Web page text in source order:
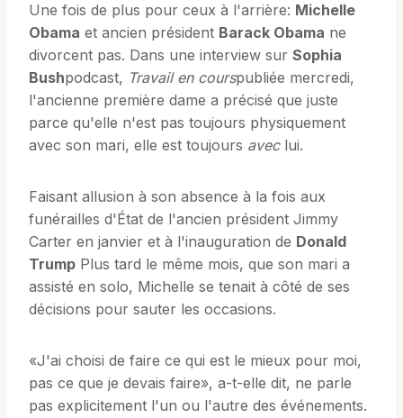
Une fois de plus pour ceux à l'arrière: Michelle
Obama et ancien président Barack Obama ne
divorcent pas. Dans une interview sur Sophia
Bushpodcast, Travail en courspubliée mercredi,
l'ancienne première dame a précisé que juste
parce qu'elle n'est pas toujours physiquement
avec son mari, elle est toujours aveclui.
Faisant allusion à son absence à la fois aux
funérailles d'État de l'ancien président Jimmy
Carter en janvier et à l'inauguration de Donald
Trump Plus tard le même mois, que son mari a
assisté en solo, Michelle se tenait à côté de ses
décisions pour sauter les occasions.
«J'ai choisi de faire ce qui est le mieux pour moi,
pas ce que je devais faire», a-t-elle dit, ne parle
pas explicitement l'un ou l'autre des événements.